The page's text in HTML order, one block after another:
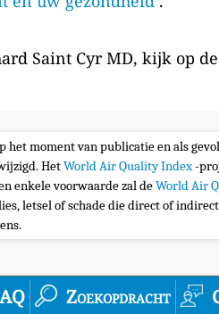
Saint Cyr MD, kijk op
moment van publicatie en als
HetWorld Air Quality Index-
enkele voorwaarde zal deWorld Air
letsel of schade die direct of
Zoekopdracht